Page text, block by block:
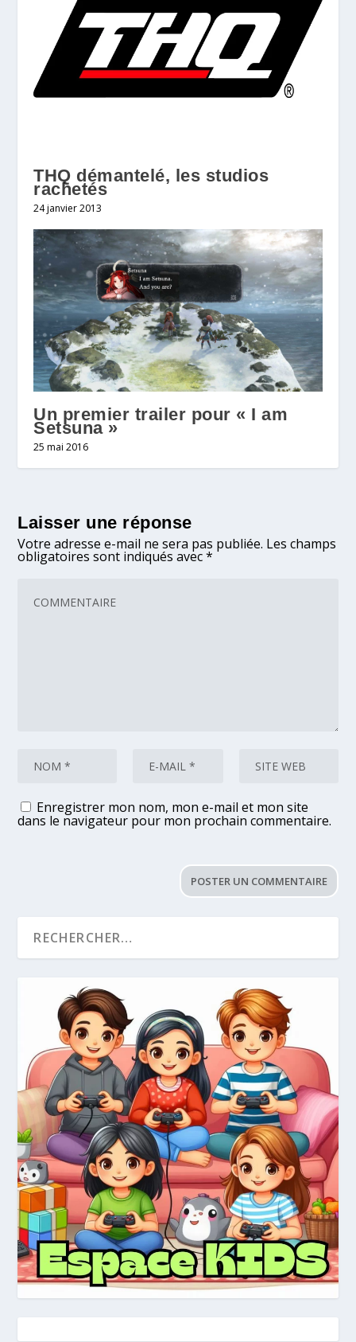
THQ démantelé, les studios
rachetés
24 janvier 2013
Un premier trailer pour « I am
Setsuna »
25 mai 2016
Laisser une réponse
Votre adresse e-mail ne sera pas publiée. Les champs
obligatoires sont indiqués avec*
Enregistrer mon nom, mon e-mail et mon site
dans le navigateur pour mon prochain commentaire.